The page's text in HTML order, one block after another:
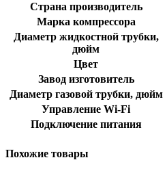
Страна производитель
Марка компрессора
Диаметр жидкостной трубки,
дюйм
Цвет
Завод изготовитель
Диаметр газовой трубки, дюйм
Управление Wi-Fi
Подключение питания
Похожие товары